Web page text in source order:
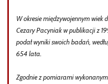
W okresie międzywojennym
Cezary Pacyniak w publikacji z
podał wyniki swoich badań,
654 lata.
Zgodnie z pomiarami